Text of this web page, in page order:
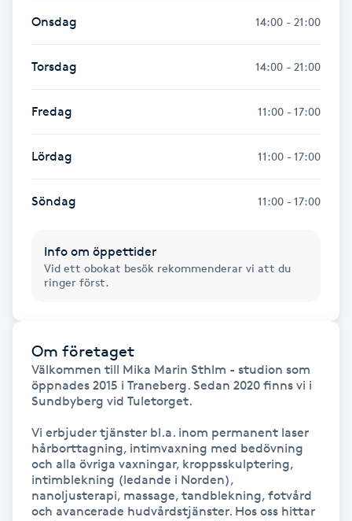
Hudföryngring
Huduppstramning
Hudvård
Hyaluronsyra
Hyperhidros
Hårborttagning
Hårbottenbehandling
Hårförlängning
Hårvård
Hälsa
Hälsprickor
Onsdag 14:00 - 21:00
Torsdag 14:00 - 21:00
Fredag 11:00 - 17:00
Lördag 11:00 - 17:00
Söndag 11:00 - 17:00
Info om öppettider
Vid ett obokat besök rekommenderar vi att du
ringer först.
Om företaget
Välkommen till Mika Marin Sthlm - studion som
öppnades 2015 i Traneberg. Sedan 2020 finns vi i
Sundbyberg vid Tuletorget.
Vi erbjuder tjänster bl.a. inom permanent laser
hårborttagning, intimvaxning med bedövning
och alla övriga vaxningar, kroppsskulptering,
intimblekning (ledande i Norden),
nanoljusterapi, massage, tandblekning, fotvård
och avancerade hudvårdstjänster. Hos oss hittar